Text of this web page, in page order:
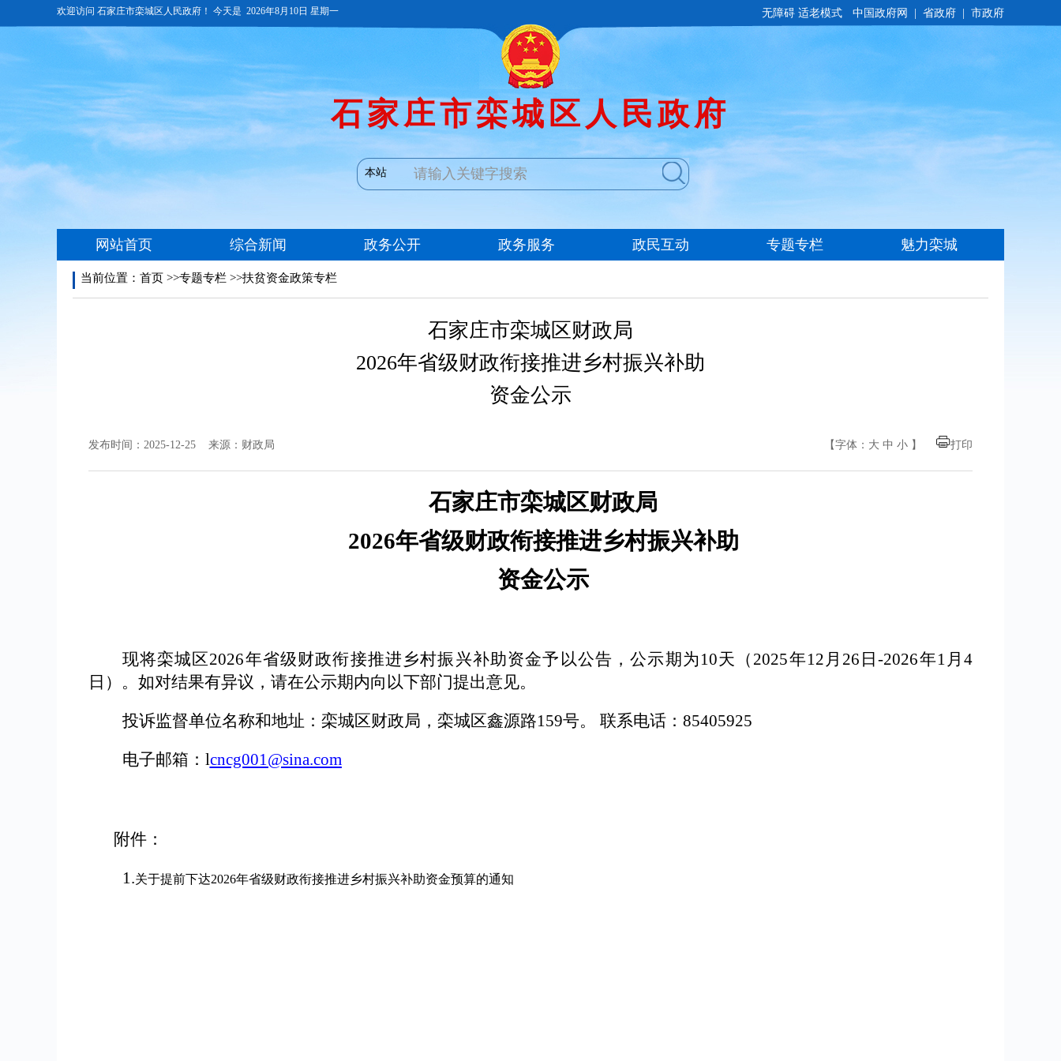
无障碍 适老模式
当前位置： 首页 >>专题专栏 >>扶贫资金政策专栏
石家庄市栾城区财政局
2026年省级财政衔接推进乡村振兴补助
资金公示
发布时间：2025-12-25 来源：财政局 【字体： 大 中 小 】 打印
石家庄市栾城区财政局
2026年省级财政衔接推进乡村振兴补助
资金公示
现将栾城区2026年省级财政衔接推进乡村振兴补助资金予以公告，公示期为10天（2025年12月26日-2026年1月4
日）。如对结果有异议，请在公示期内向以下部门提出意见。
投诉监督单位名称和地址：栾城区财政局，栾城区鑫源路159号。 联系电话：85405925
电子邮箱： lcncg001@sina.com
附件：
1.关于提前下达2026年省级财政衔接推进乡村振兴补助资金预算的通知